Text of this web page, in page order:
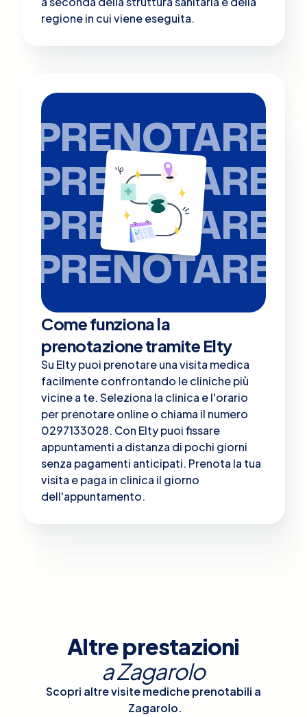
regione in cui viene eseguita.
PRENOTARE
PRENOTARE
PRENOTARE
PRENOTARE
Come funziona la
prenotazione tramite Elty
Su Elty puoi prenotare una visita medica
facilmente confrontando le cliniche più
vicine a te. Seleziona la clinica e l'orario
per prenotare online o chiama il numero
0297133028. Con Elty puoi fissare
appuntamenti a distanza di pochi giorni
senza pagamenti anticipati. Prenota la tua
visita e paga in clinica il giorno
dell'appuntamento.
Altre prestazioni
aZagarolo
Scopri altre visite mediche prenotabili a
Zagarolo.